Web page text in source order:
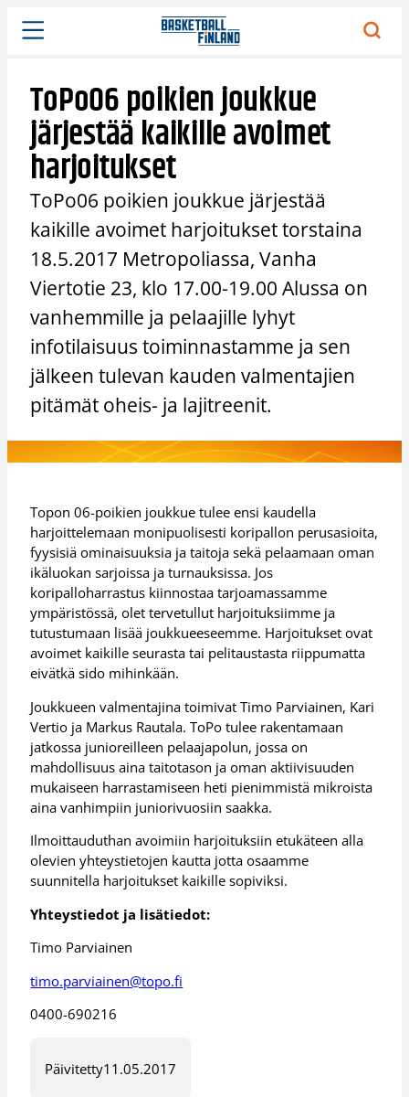
Siirry
sisältöön
ToPo06 poikien joukkue
järjestää kaikille avoimet
harjoitukset
ToPo06 poikien joukkue järjestää
kaikille avoimet harjoitukset torstaina
18.5.2017 Metropoliassa, Vanha
Viertotie 23, klo 17.00-19.00 Alussa on
vanhemmille ja pelaajille lyhyt
infotilaisuus toiminnastamme ja sen
jälkeen tulevan kauden valmentajien
pitämät oheis- ja lajitreenit.
Topon 06-poikien joukkue tulee ensi kaudella
harjoittelemaan monipuolisesti koripallon perusasioita,
fyysisiä ominaisuuksia ja taitoja sekä pelaamaan oman
ikäluokan sarjoissa ja turnauksissa. Jos
koripalloharrastus kiinnostaa tarjoamassamme
ympäristössä, olet tervetullut harjoituksiimme ja
tutustumaan lisää joukkueeseemme. Harjoitukset ovat
avoimet kaikille seurasta tai pelitaustasta riippumatta
eivätkä sido mihinkään.
Joukkueen valmentajina toimivat Timo Parviainen, Kari
Vertio ja Markus Rautala. ToPo tulee rakentamaan
jatkossa junioreilleen pelaajapolun, jossa on
mahdollisuus aina taitotason ja oman aktiivisuuden
mukaiseen harrastamiseen heti pienimmistä mikroista
aina vanhimpiin juniorivuosiin saakka.
Ilmoittauduthan avoimiin harjoituksiin etukäteen alla
olevien yhteystietojen kautta jotta osaamme
suunnitella harjoitukset kaikille sopiviksi.
Yhteystiedot ja lisätiedot:
Timo Parviainen
timo.parviainen@topo.fi
0400-690216
Päivitetty11.05.2017